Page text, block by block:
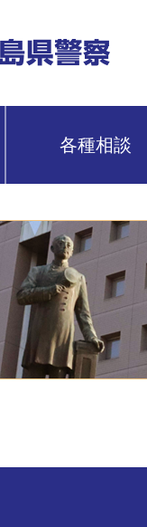
各種相談